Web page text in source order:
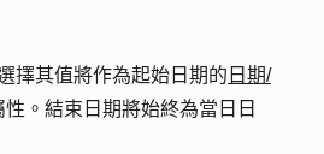
擇其值將作為起始日期的 日期/
性 。結束日期將始終為當日日